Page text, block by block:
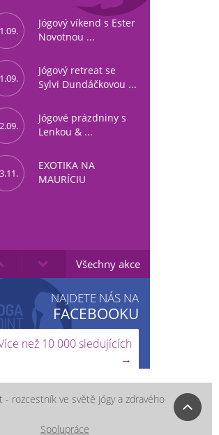
Jógový víkend s Ester
Novotnou ...
Jógový retreat se
Sylvi Dundáčkovou ...
Jógové prázdniny s
Lenkou & ...
EXOTIKA NA
MAURÍCIU
Všechny akce
NAJDETE NÁS NA
FACEBOOKU
než 10 000 sledujících
→
- rozcestník ve světě jógy a zdravého
Spolupráce